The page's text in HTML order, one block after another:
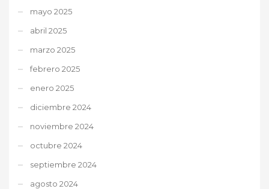
mayo 2025
abril 2025
marzo 2025
febrero 2025
enero 2025
diciembre 2024
noviembre 2024
octubre 2024
septiembre 2024
agosto 2024